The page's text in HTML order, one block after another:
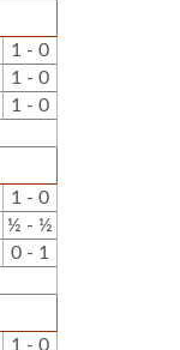
1 - 0
1 - 0
1 - 0
1 - 0
½ - ½
0 - 1
1 - 0